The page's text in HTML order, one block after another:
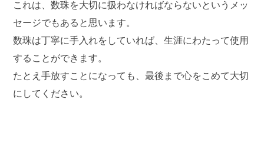
これは、数珠を大切に扱わなければならないというメッ
セージでもあると思います。
数珠は丁寧に手入れをしていれば、生涯にわたって使用
することができます。
たとえ手放すことになっても、最後まで心をこめて大切
にしてください。